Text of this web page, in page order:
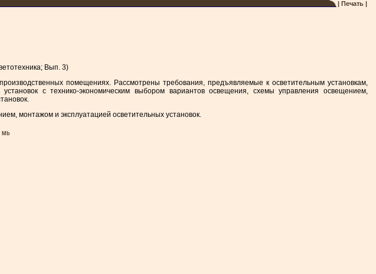
| Печать |
Вып. 3)
помещениях. Рассмотрены требования, предъявляемые к осветительным установкам,
с технико-экономическим выбором вариантов освещения, схемы управления освещением,
монтажом и эксплуатацией осветительных установок.
Mb